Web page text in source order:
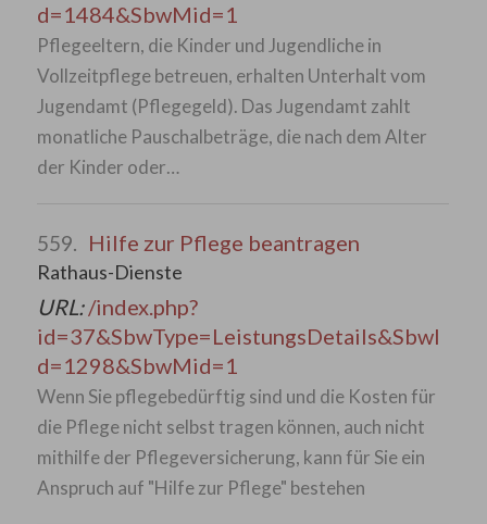
d=1484&SbwMid=1
Pflegeeltern, die Kinder und Jugendliche in
Vollzeitpflege betreuen, erhalten Unterhalt vom
Jugendamt (Pflegegeld). Das Jugendamt zahlt
monatliche Pauschalbeträge, die nach dem Alter
der Kinder oder…
559. Hilfe zur Pflege beantragen
Rathaus-Dienste
URL:/index.php?
id=37&SbwType=LeistungsDetails&SbwI
d=1298&SbwMid=1
Wenn Sie pflegebedürftig sind und die Kosten für
die Pflege nicht selbst tragen können, auch nicht
mithilfe der Pflegeversicherung, kann für Sie ein
Anspruch auf "Hilfe zur Pflege" bestehen